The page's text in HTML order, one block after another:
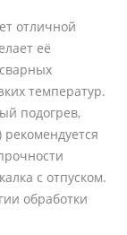
отличной
её
температур.
подогрев,
с отпуском.
обработки